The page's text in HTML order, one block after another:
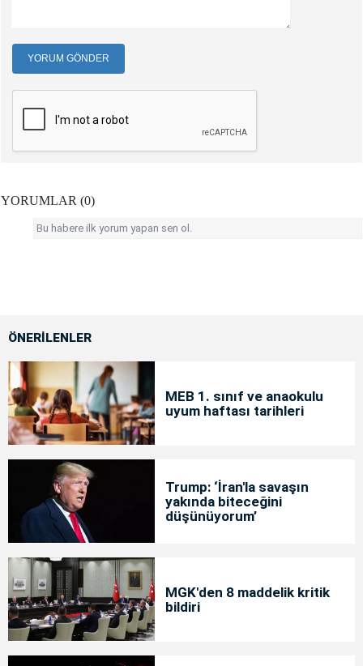
YORUM GÖNDER
YORUMLAR (0)
Bu habere ilk yorum yapan sen ol.
ÖNERİLENLER
MEB 1. sınıf ve anaokulu
uyum haftası tarihleri
Trump: ‘İran'la savaşın
yakında biteceğini
düşünüyorum’
MGK'den 8 maddelik kritik
bildiri